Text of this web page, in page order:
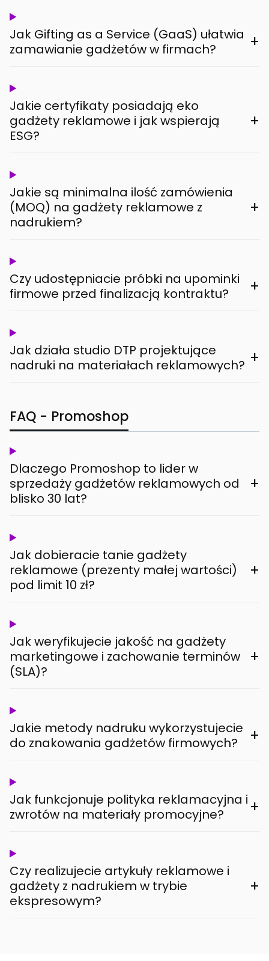
Jak Gifting as a Service (GaaS) ułatwia
zamawianie gadżetów w firmach?
+
Jakie certyfikaty posiadają eko
gadżety reklamowe i jak wspierają
ESG?
+
Jakie są minimalna ilość zamówienia
(MOQ) na gadżety reklamowe z
nadrukiem?
+
Czy udostępniacie próbki na upominki
firmowe przed finalizacją kontraktu?
+
Jak działa studio DTP projektujące
nadruki na materiałach reklamowych? +
FAQ - Promoshop
Dlaczego Promoshop to lider w
sprzedaży gadżetów reklamowych od
blisko 30 lat?
+
Jak dobieracie tanie gadżety
reklamowe (prezenty małej wartości)
pod limit 10 zł?
+
Jak weryfikujecie jakość na gadżety
marketingowe i zachowanie terminów
(SLA)?
+
Jakie metody nadruku wykorzystujecie
do znakowania gadżetów firmowych?
+
Jak funkcjonuje polityka reklamacyjna i
zwrotów na materiały promocyjne?
+
Czy realizujecie artykuły reklamowe i
gadżety z nadrukiem w trybie
ekspresowym?
+